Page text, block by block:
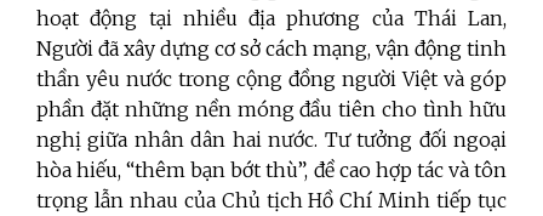
hoạt động tại nhiều địa phương của Thái Lan,
Người đã xây dựng cơ sở cách mạng, vận động tinh
thần yêu nước trong cộng đồng người Việt và góp
phần đặt những nền móng đầu tiên cho tình hữu
nghị giữa nhân dân hai nước. Tư tưởng đối ngoại
hòa hiếu, “thêm bạn bớt thù”, đề cao hợp tác và tôn
trọng lẫn nhau của Chủ tịch Hồ Chí Minh tiếp tục